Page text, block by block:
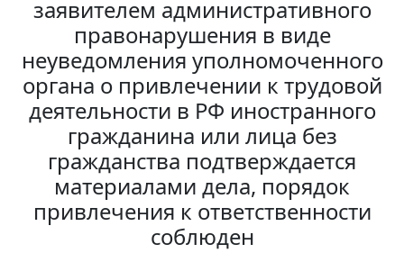
заявителем административного
правонарушения в виде
неуведомления уполномоченного
органа о привлечении к трудовой
деятельности в РФ иностранного
гражданина или лица без
гражданства подтверждается
материалами дела, порядок
привлечения к ответственности
соблюден